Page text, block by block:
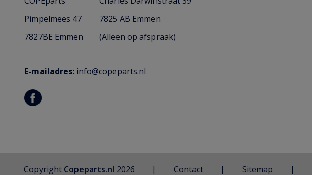
Pimpelmees 47
7825 AB Emmen
7827BE Emmen
(Alleen op afspraak)
E-mailadres: info@copeparts.nl
Copyright Copeparts.nl 2026 Contact Sitemap